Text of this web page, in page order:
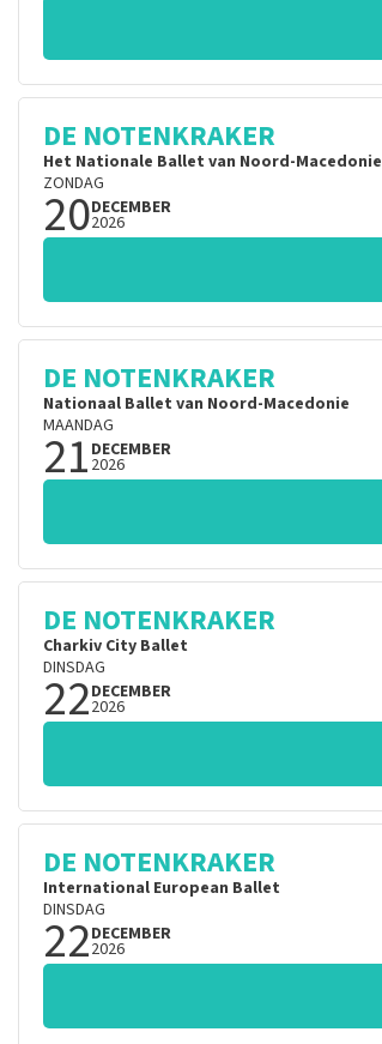
DE NOTENKRAKER
Het Nationale Ballet van Noord-Macedonie
ZONDAG
20DECEMBER
2026
DE NOTENKRAKER
Nationaal Ballet van Noord-Macedonie
MAANDAG
21 DECEMBER
2026
DE NOTENKRAKER
Charkiv City Ballet
DINSDAG
22DECEMBER
2026
DE NOTENKRAKER
International European Ballet
DINSDAG
22DECEMBER
2026